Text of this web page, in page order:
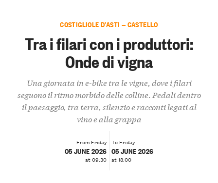
COSTIGLIOLE D’ASTI — CASTELLO
Tra i filari con i produttori:
Onde di vigna
Una giornata in e-bike tra le vigne, dove i filari
seguono il ritmo morbido delle colline. Pedali dentro
il paesaggio, tra terra, silenzio e racconti legati al
vino e alla grappa
From Friday
05 JUNE 2026
at 09:30
To Friday
05 JUNE 2026
at 18:00